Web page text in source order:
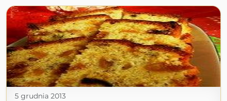
5 grudnia 2013